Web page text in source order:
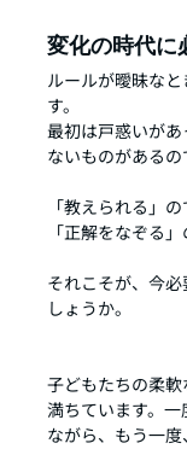
変化の時代に
ルールが曖昧な
す。
最初は戸惑いがあ
ないものがあるの
「教えられる」
「正解をなぞる
それこそが、今
しょうか。
子どもたちの柔
満ちています。
ながら、もう一度